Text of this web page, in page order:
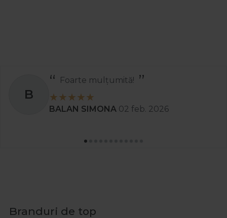
B
Foarte mulțumită!
BALAN SIMONA 02 feb. 2026
Branduri de top